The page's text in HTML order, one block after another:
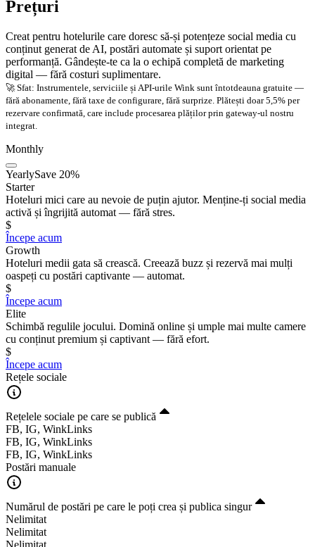
Prețuri
Creat pentru hotelurile care doresc să-și potențeze social media cu
conținut generat de AI, postări automate și suport orientat pe
performanță. Gândește-te ca la o echipă completă de marketing
digital — fără costuri suplimentare.
🚀 Sfat: Instrumentele, serviciile și API-urile Wink sunt întotdeauna gratuite —
fără abonamente, fără taxe de configurare, fără surprize. Plătești doar 5,5% per
rezervare confirmată, care include procesarea plăților prin gateway-ul nostru
integrat.
Monthly
YearlySave 20%
Starter
Hoteluri mici care au nevoie de puțin ajutor. Menține-ți social media
activă și îngrijită automat — fără stres.
$
Începe acum
Growth
Hoteluri medii gata să crească. Creează buzz și rezervă mai mulți
oaspeți cu postări captivante — automat.
$
Începe acum
Elite
Schimbă regulile jocului. Domină online și umple mai multe camere
cu conținut premium și captivant — fără efort.
$
Începe acum
Rețele sociale
Rețelele sociale pe care se publică
FB, IG, WinkLinks
FB, IG, WinkLinks
FB, IG, WinkLinks
Postări manuale
Numărul de postări pe care le poți crea și publica singur
Nelimitat
Nelimitat
Nelimitat